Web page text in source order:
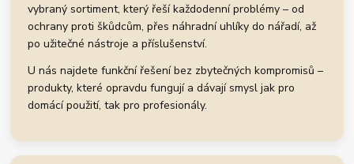
vybraný sortiment, který řeší každodenní problémy – od
ochrany proti škůdcům, přes náhradní uhlíky do nářadí, až
po užitečné nástroje a příslušenství.
U nás najdete funkční řešení bez zbytečných kompromisů –
produkty, které opravdu fungují a dávají smysl jak pro
domácí použití, tak pro profesionály.